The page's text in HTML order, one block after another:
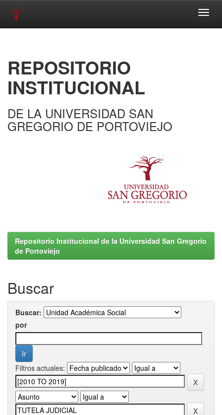
REPOSITORIO
INSTITUCIONAL
DE LA UNIVERSIDAD SAN
GREGORIO DE PORTOVIEJO
Repositorio Institucional de la Universidad San Gregorio
de Portoviejo
Buscar
Buscar:
por
Filtros actuales: